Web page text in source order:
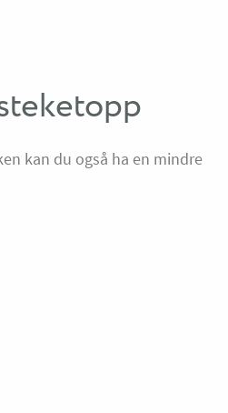
kan du også ha en mindre